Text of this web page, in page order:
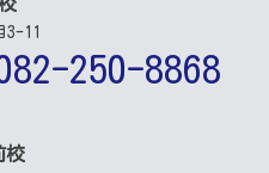
3-11
250-8868
校